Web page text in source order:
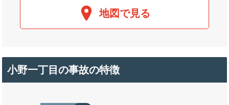
地図で見る
小野一丁目の事故の特徴